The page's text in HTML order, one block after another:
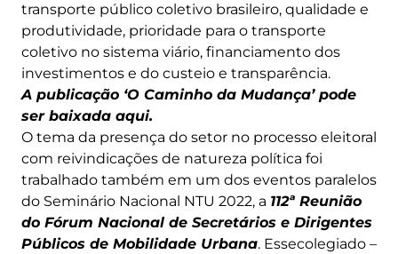
transporte público coletivo brasileiro, qualidade e
produtividade, prioridade para o transporte
coletivo no sistema viário, financiamento dos
investimentos e do custeio e transparência.
A publicação ‘O Caminho da Mudança’ pode
ser baixada aqui.
O tema da presença do setor no processo eleitoral
com reivindicações de natureza política foi
trabalhado também em um dos eventos paralelos
do Seminário Nacional NTU 2022, a 112ª Reunião
do Fórum Nacional de Secretários e Dirigentes
Públicos de Mobilidade Urbana. Essecolegiado –